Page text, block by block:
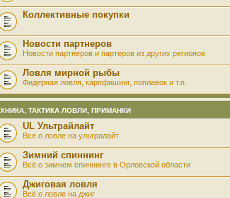
Коллективные покупки
Новости партнеров
Новости партнеров и партеров из других регионов
Ловля мирной рыбы
Фидерная ловля, карпфишинг, поплавок и т.п.
ТАКТИКА ЛОВЛИ, ПРИМАНКИ
UL Ультрайлайт
Все о ловле на ультралайт
Зимний спиннинг
Всё о зимнем спиннинге в Орловской области
Джиговая ловля
Всё о ловле на джиг